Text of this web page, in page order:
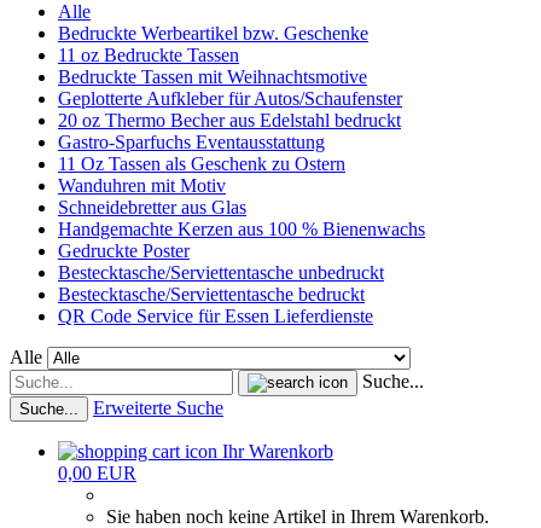
Alle
Bedruckte Werbeartikel bzw. Geschenke
11 oz Bedruckte Tassen
Bedruckte Tassen mit Weihnachtsmotive
Geplotterte Aufkleber für Autos/Schaufenster
20 oz Thermo Becher aus Edelstahl bedruckt
Gastro-Sparfuchs Eventausstattung
11 Oz Tassen als Geschenk zu Ostern
Wanduhren mit Motiv
Schneidebretter aus Glas
Handgemachte Kerzen aus 100 % Bienenwachs
Gedruckte Poster
Bestecktasche/Serviettentasche unbedruckt
Bestecktasche/Serviettentasche bedruckt
QR Code Service für Essen Lieferdienste
Alle
Suche...
Suche... Erweiterte Suche
Ihr Warenkorb
0,00 EUR
Sie haben noch keine Artikel in Ihrem Warenkorb.